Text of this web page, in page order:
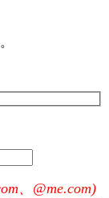
、@me.com)